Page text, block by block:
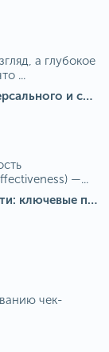
а глубокое
...
Алгоритм расчета ОЕЕ как самого универсального и современного показателя эффективности оборудования в мире
—...
Измерение операционной эффективности: ключевые показатели для непрерывного совершенствования
чек-